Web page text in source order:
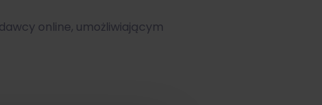
online, umożliwiającym